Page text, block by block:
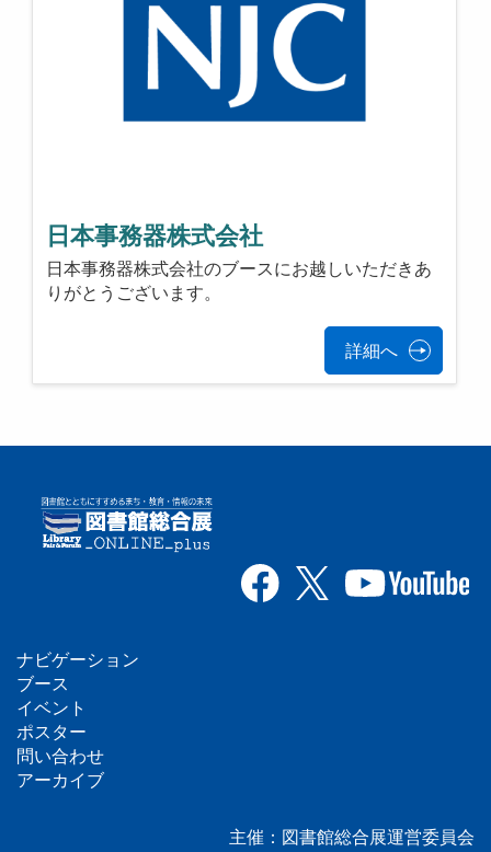
日本事務器株式会社
日本事務器株式会社のブースにお越しいただきあ
りがとうございます。
詳細へ
フ
ッ
タ
ナビゲーション
ブース
イベント
ポスター
問い合わせ
アーカイブ
主催：図書館総合展運営委員会